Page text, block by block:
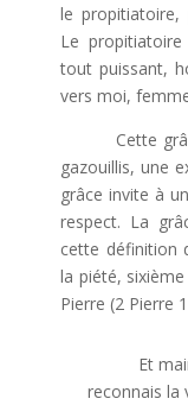
le propitiatoire,
Le
tout puissant,
vers moi,
Cette
gazouillis, une
grâce invite à
respect. La
cette définition
la piété,
Pierre (2 Pierre
Et
reconnais la